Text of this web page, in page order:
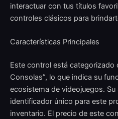
interactuar con tus títulos
controles clásicos para
Características Principales
Este control está categorizado
Consolas”, lo que indica su
ecosistema de videojuegos. Su
identificador único para este
inventario. El precio de este